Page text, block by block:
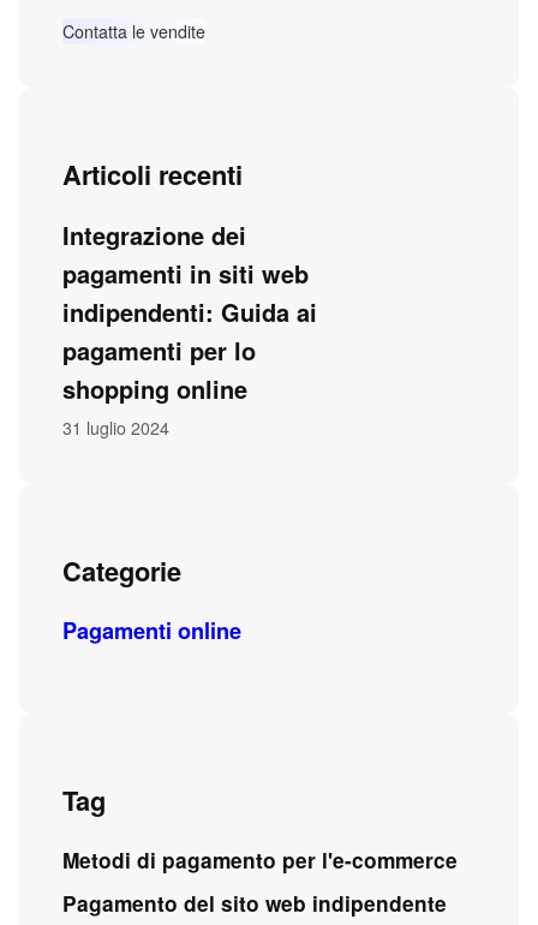
Contatta le vendite
Articoli recenti
Integrazione dei
pagamenti in siti web
indipendenti: Guida ai
pagamenti per lo
shopping online
31 luglio 2024
Categorie
Pagamenti online
Tag
Metodi di pagamento per l'e-commerce
Pagamento del sito web indipendente